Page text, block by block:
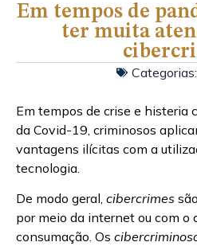
Em tempos de
ter muita
Categorias:
Em tempos de crise e histeria
da Covid-19, criminosos
vantagens ilícitas com a
tecnologia.
De modo geral, cibercrimes
por meio da internet ou com o
consumação. Os